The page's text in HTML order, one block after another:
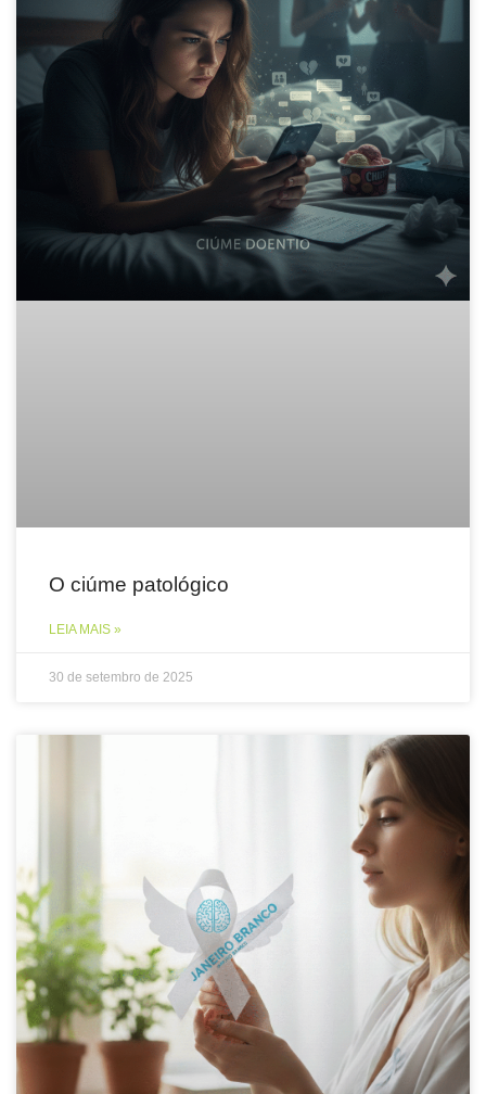
O ciúme patológico
LEIA MAIS »
30 de setembro de 2025